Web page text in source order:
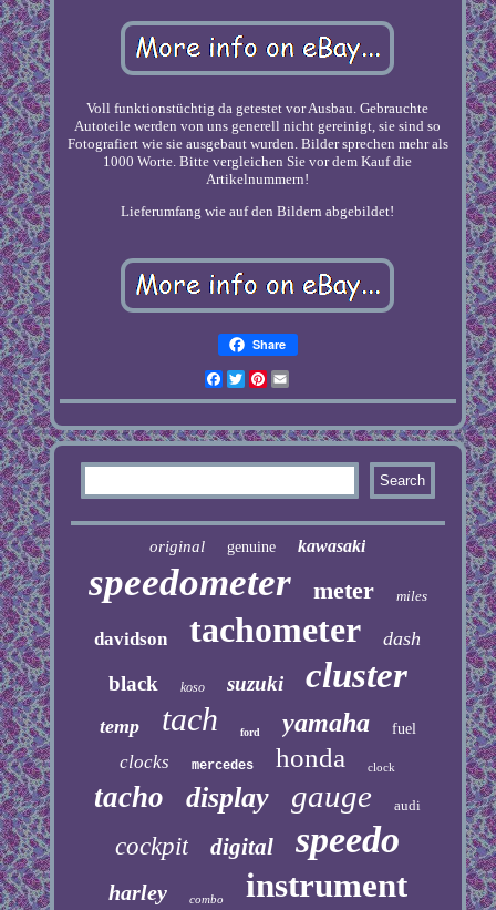
Voll funktionstüchtig da getestet vor Ausbau. Gebrauchte
Autoteile werden von uns generell nicht gereinigt, sie sind so
Fotografiert wie sie ausgebaut wurden. Bilder sprechen mehr als
1000 Worte. Bitte vergleichen Sie vor dem Kauf die
Artikelnummern!
Lieferumfang wie auf den Bildern abgebildet!
Share
Facebook
TwitterPinterest
original genuine kawasaki
speedometer meter miles
davidson tachometer dash
black koso suzuki cluster
temp tach ford yamaha fuel
clocks mercedes honda clock
tacho display gauge audi
cockpit digital speedo
harley combo instrument